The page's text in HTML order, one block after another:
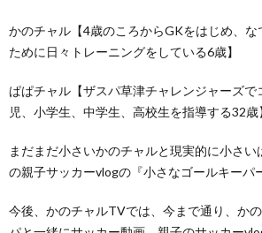
かのチャル【4歳のころからGKをはじめ、な
ために日々トレーニングをしている6歳】
ぱぱチャル【ザスパ草津チャレンジャーズで
児、小学生、中学生、高校生を指導する32歳
まだまだ小さいかのチャルと現実的に小さい
の親子サッカーvlogの『小さなゴールキーパ
今後、かのチャルTVでは、今まで通り、か